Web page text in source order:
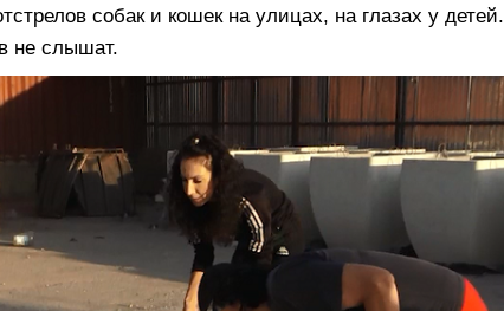
собак и кошек на улицах, на глазах у детей.
не слышат.